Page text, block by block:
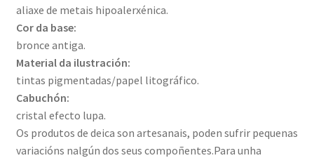
aliaxe de metais hipoalerxénica.
Cor da base:
bronce antiga.
Material da ilustración:
tintas pigmentadas/papel litográfico.
Cabuchón:
cristal efecto lupa.
Os produtos de deica son artesanais, poden sufrir pequenas
variacións nalgún dos seus compoñentes.Para unha